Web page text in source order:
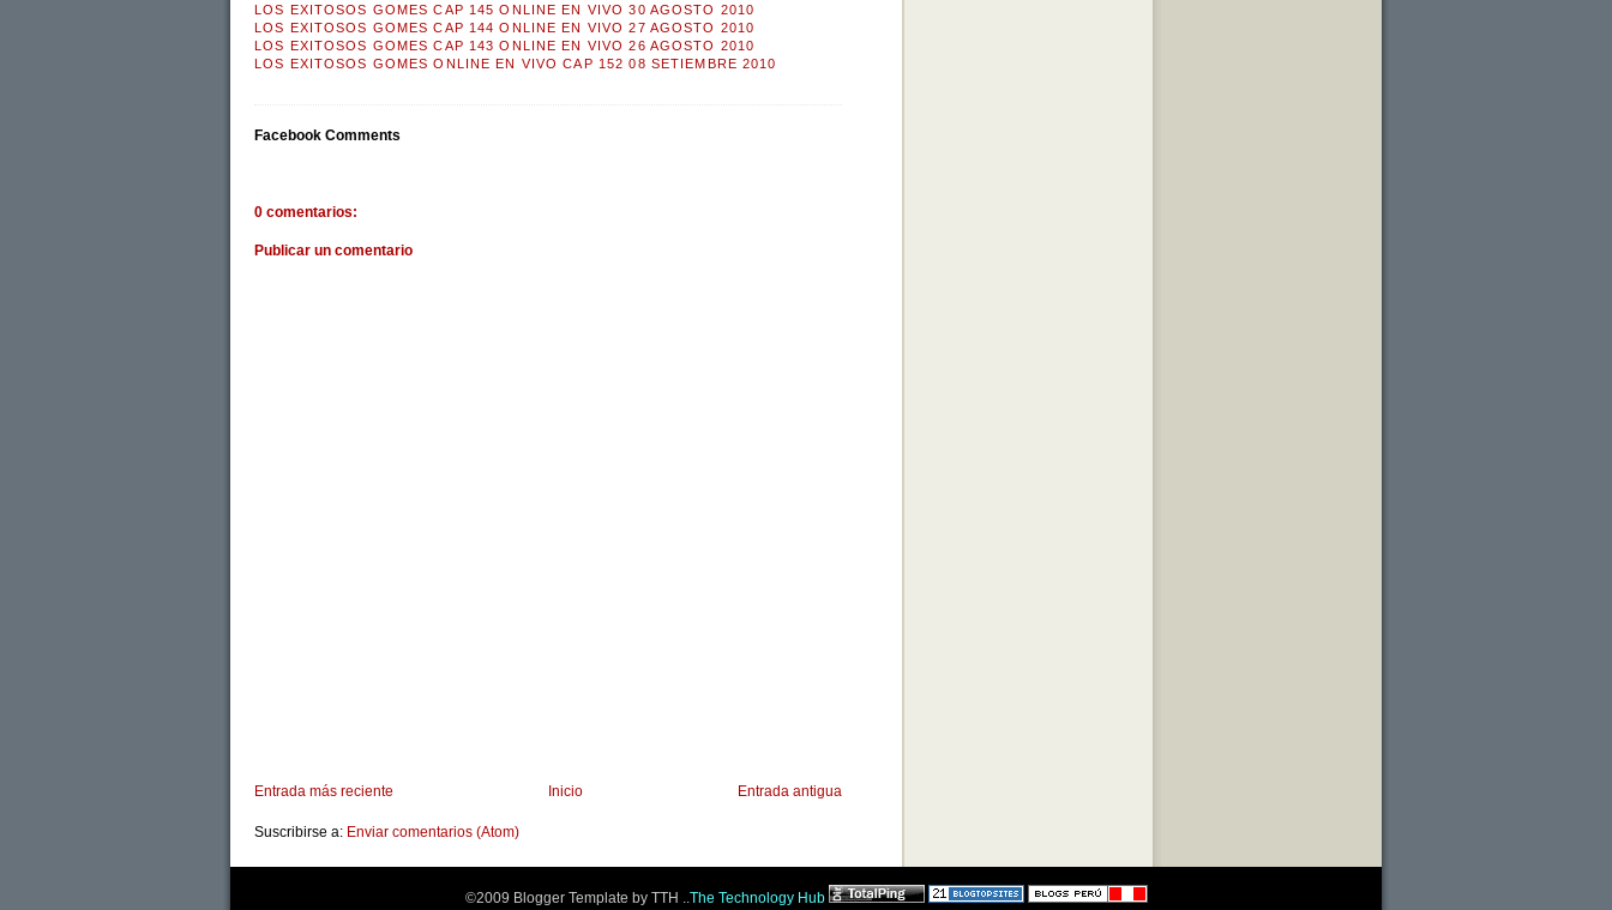
LOS EXITOSOS GOMES CAP 145 ONLINE EN VIVO 30 AGOSTO 2010
LOS EXITOSOS GOMES CAP 144 ONLINE EN VIVO 27 AGOSTO 2010
LOS EXITOSOS GOMES CAP 143 ONLINE EN VIVO 26 AGOSTO 2010
LOS EXITOSOS GOMES ONLINE EN VIVO CAP 152 08 SETIEMBRE 2010
Facebook Comments
0 comentarios:
Publicar un comentario
Entrada más reciente Entrada antigua
Inicio
Suscribirse a: Enviar comentarios (Atom)
©2009 Blogger Template by TTH ..The Technology Hub